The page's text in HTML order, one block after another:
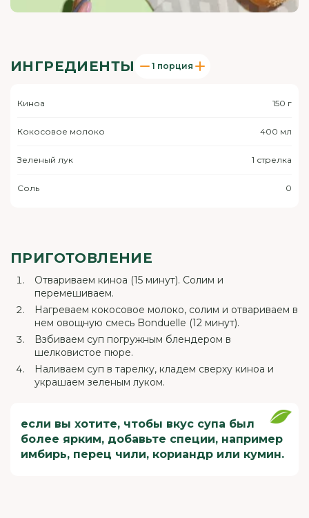
ИНГРЕДИЕНТЫ 1 порция
Киноа 150 г
Кокосовое молоко 400 мл
Зеленый лук 1 стрелка
Соль 0
ПРИГОТОВЛЕНИЕ
Отвариваем киноа (15 минут). Солим и
перемешиваем.
Нагреваем кокосовое молоко, солим и отвариваем в
нем овощную смесь Bonduelle (12 минут).
Взбиваем суп погружным блендером в
шелковистое пюре.
Наливаем суп в тарелку, кладем сверху киноа и
украшаем зеленым луком.
если вы хотите, чтобы вкус супа был
более ярким, добавьте специи, например
имбирь, перец чили, кориандр или кумин.